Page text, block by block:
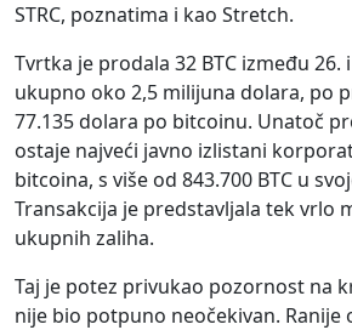
STRC, poznatima i kao Stretch.
Tvrtka je prodala 32 BTC između 26.
ukupno oko 2,5 milijuna dolara, po
77.135 dolara po bitcoinu. Unatoč
ostaje najveći javno izlistani
bitcoina, s više od 843.700 BTC u
Transakcija je predstavljala tek vrlo
ukupnih zaliha.
Taj je potez privukao pozornost na
nije bio potpuno neočekivan. Ranije